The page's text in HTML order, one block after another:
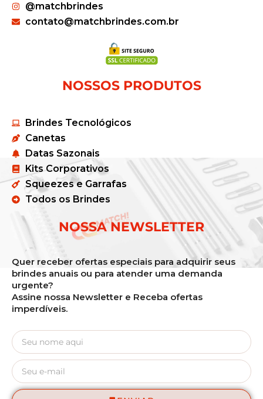
@matchbrindes
contato@matchbrindes.com.br
NOSSOS PRODUTOS
Brindes Tecnológicos
Canetas
Datas Sazonais
Kits Corporativos
Squeezes e Garrafas
Todos os Brindes
NOSSA NEWSLETTER
Quer receber ofertas especiais para adquirir seus
brindes anuais ou para atender uma demanda
urgente?
Assine nossa Newsletter e Receba ofertas
imperdíveis.